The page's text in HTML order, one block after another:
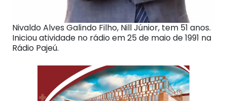
Nivaldo Alves Galindo Filho, Nill Júnior, tem 51 anos.
Iniciou atividade no rádio em 25 de maio de 1991 na
Rádio Pajeú.